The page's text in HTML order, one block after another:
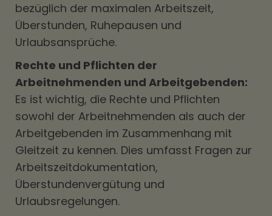
bezüglich der maximalen Arbeitszeit,
Überstunden, Ruhepausen und
Urlaubsansprüche.
Rechte und Pflichten der
Arbeitnehmenden und Arbeitgebenden:
Es ist wichtig, die Rechte und Pflichten
sowohl der Arbeitnehmenden als auch der
Arbeitgebenden im Zusammenhang mit
Gleitzeit zu kennen. Dies umfasst Fragen zur
Arbeitszeitdokumentation,
Überstundenvergütung und
Urlaubsregelungen.